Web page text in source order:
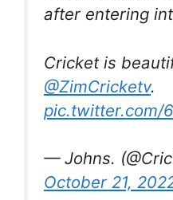
after entering
Cricket is
@ZimCricketv.
pic.twitter.com/
— Johns.
October 21,